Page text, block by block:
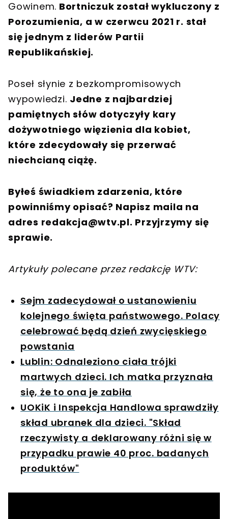
Gowinem. Bortniczuk został wykluczony z
Porozumienia, a w czerwcu 2021 r. stał
się jednym z liderów Partii
Republikańskiej.
Poseł słynie z bezkompromisowych
wypowiedzi. Jedne z najbardziej
pamiętnych słów dotyczyły kary
dożywotniego więzienia dla kobiet,
które zdecydowały się przerwać
niechcianą ciążę.
Byłeś świadkiem zdarzenia, które
powinniśmy opisać? Napisz maila na
adres redakcja@wtv.pl. Przyjrzymy się
sprawie.
Artykuły polecane przez redakcję WTV:
Sejm zadecydował o ustanowieniu
kolejnego święta państwowego. Polacy
celebrować będą dzień zwycięskiego
powstania
Lublin: Odnaleziono ciała trójki
martwych dzieci. Ich matka przyznała
się, że to ona je zabiła
UOKiK i Inspekcja Handlowa sprawdziły
skład ubranek dla dzieci. "Skład
rzeczywisty a deklarowany różni się w
przypadku prawie 40 proc. badanych
produktów"